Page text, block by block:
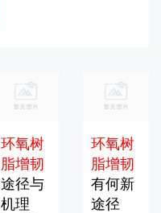
环氧树
脂增韧
途径与
机理
环氧树
脂增韧
有何新
途径